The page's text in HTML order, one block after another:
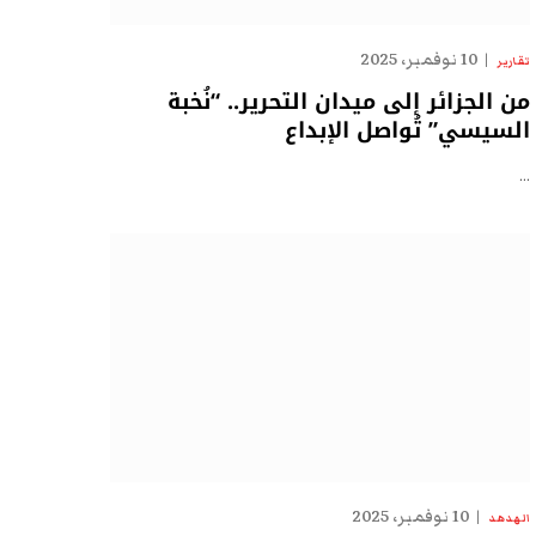
تقارير 10 نوفمبر، 2025
من الجزائر إلى ميدان التحرير.. “نُخبة
السيسي” تُواصل الإبداع
…
الهدهد 10 نوفمبر، 2025